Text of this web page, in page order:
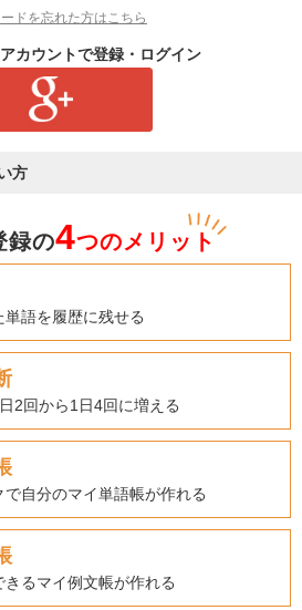
ドを忘れた方はこちら
カウントで登録・ログイン
方
録の4つのメリット
単語を履歴に残せる
2回から1日4回に増える
で自分のマイ単語帳が作れる
きるマイ例文帳が作れる